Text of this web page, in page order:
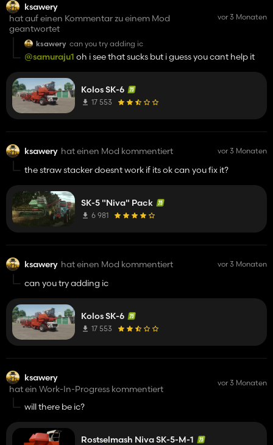
ksawery
hat auf einen Kommentar zu einem Mod
geantwortet
vor 3 Monaten
ksawery can you try adding ic
@samuraju1 oh i see that sucks but i guess you cant help it
Kolos SK-6
17 553
ksawery hat einen Mod kommentiert vor 3 Monaten
the straw stacker doesnt work if its ok can you fix it?
SK-5 "Niva" Pack
6 981
ksawery hat einen Mod kommentiert vor 3 Monaten
can you try adding ic
Kolos SK-6
17 553
ksawery
hat ein Work-In-Progress kommentiert
vor 3 Monaten
will there be ic?
Rostselmash Niva SK-5-M-1